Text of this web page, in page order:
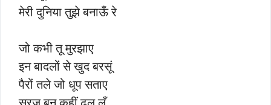
मेरी दुनिया तुझे बनाऊँ रे
जो कभी तू मुरझाए
इन बादलों से खुद बरसूं
पैरों तले जो धूप सताए